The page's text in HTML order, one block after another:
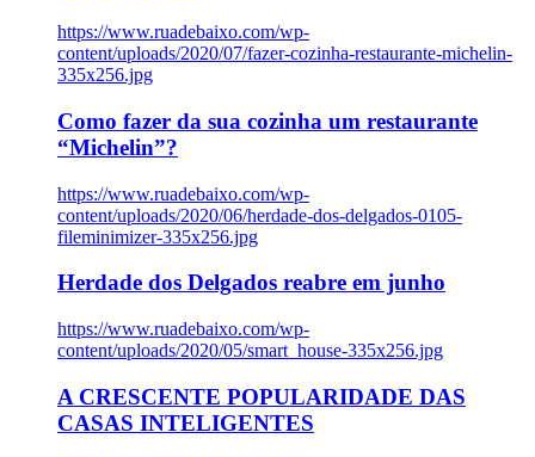
https://www.ruadebaixo.com/wp-
content/uploads/2020/07/fazer-cozinha-restaurante-michelin-
335x256.jpg
Como fazer da sua cozinha um restaurante
“Michelin”?
https://www.ruadebaixo.com/wp-
content/uploads/2020/06/herdade-dos-delgados-0105-
fileminimizer-335x256.jpg
Herdade dos Delgados reabre em junho
https://www.ruadebaixo.com/wp-
content/uploads/2020/05/smart_house-335x256.jpg
A CRESCENTE POPULARIDADE DAS
CASAS INTELIGENTES